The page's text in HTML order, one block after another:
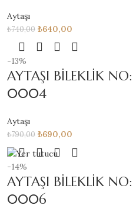
Aytaşı
₺740,00 ₺640,00
-13%
AYTAŞI BİLEKLİK NO:
0004
Aytaşı
₺790,00 ₺690,00
-14%
AYTAŞI BİLEKLİK NO:
0006